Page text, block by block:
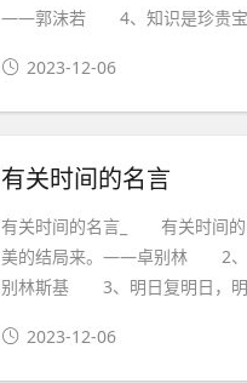
——郭沫若 4、知识是珍贵宝
2023-12-06
有关时间的名言
有关时间的名言_ 有关时间
美的结局来。——卓别林 2、
别林斯基 3、明日复明日，
2023-12-06